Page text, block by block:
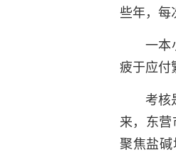
些年，每
一本
疲于应付
考核
来，东营
聚焦盐